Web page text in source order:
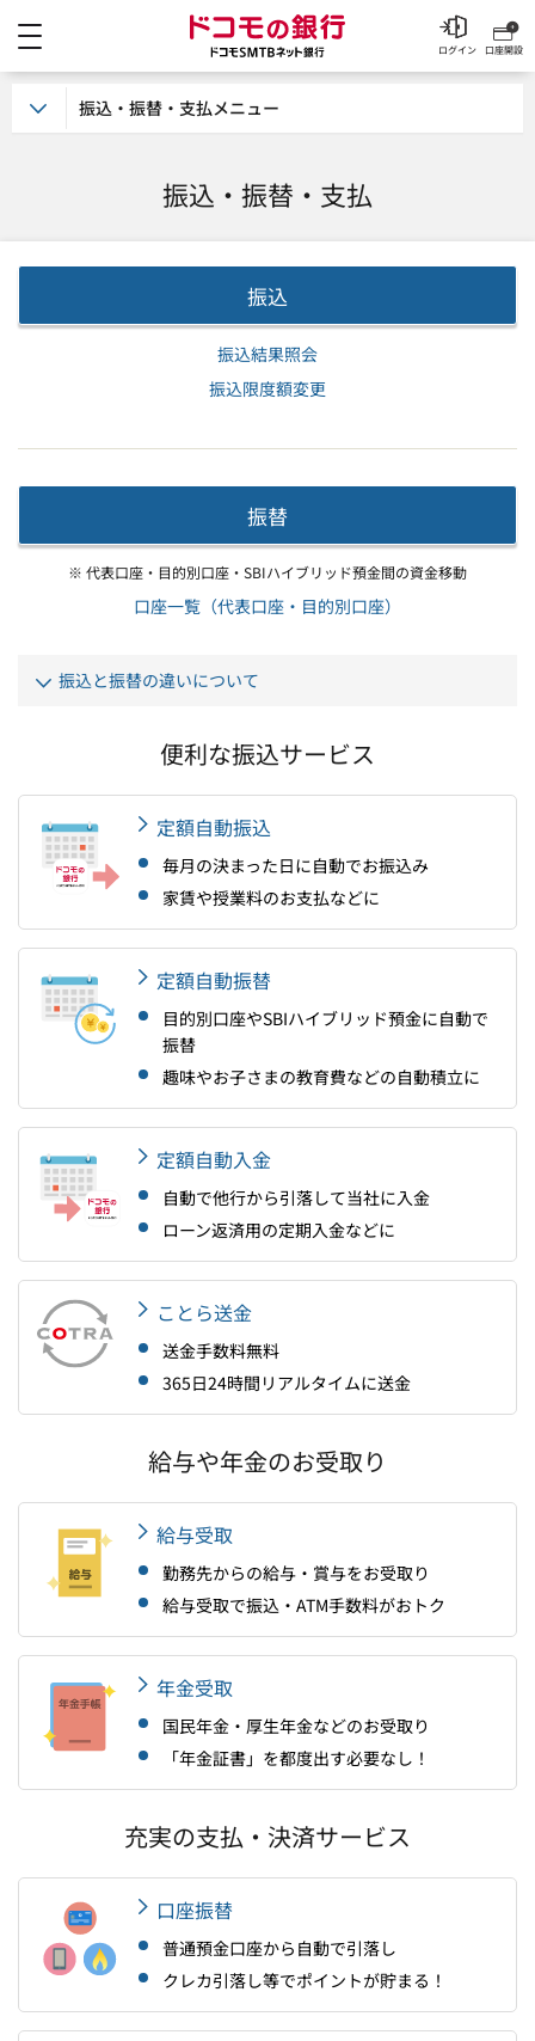
ドコモの銀行 ドコモ
口座開設
ログイン
振込・振替・支払
振込
振込結果照会
振込限度額変更
振替
※ 代表口座・目的別口座・SBIハイブリッド預金間の資金移動
口座一覧（代表口座・目的別口座）
振込と振替の違いについて
便利な振込サービス
定額自動振込
毎月の決まった日に自動でお振込み
家賃や授業料のお支払などに
定額自動振替
目的別口座やSBIハイブリッド預金に自動で
振替
趣味やお子さまの教育費などの自動積立に
定額自動入金
自動で他行から引落して当社に入金
ローン返済用の定期入金などに
ことら送金
送金手数料無料
365日24時間リアルタイムに送金
給与や年金のお受取り
給与受取
勤務先からの給与・賞与をお受取り
給与受取で振込・ATM手数料がおトク
年金受取
国民年金・厚生年金などのお受取り
「年金証書」を都度出す必要なし！
充実の支払・決済サービス
口座振替
普通預金口座から自動で引落し
クレカ引落し等でポイントが貯まる！
振込・振替・支払メニュー